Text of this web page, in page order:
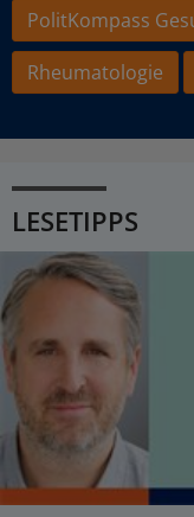
PolitKompass
Rheumatologie
LESETIPPS